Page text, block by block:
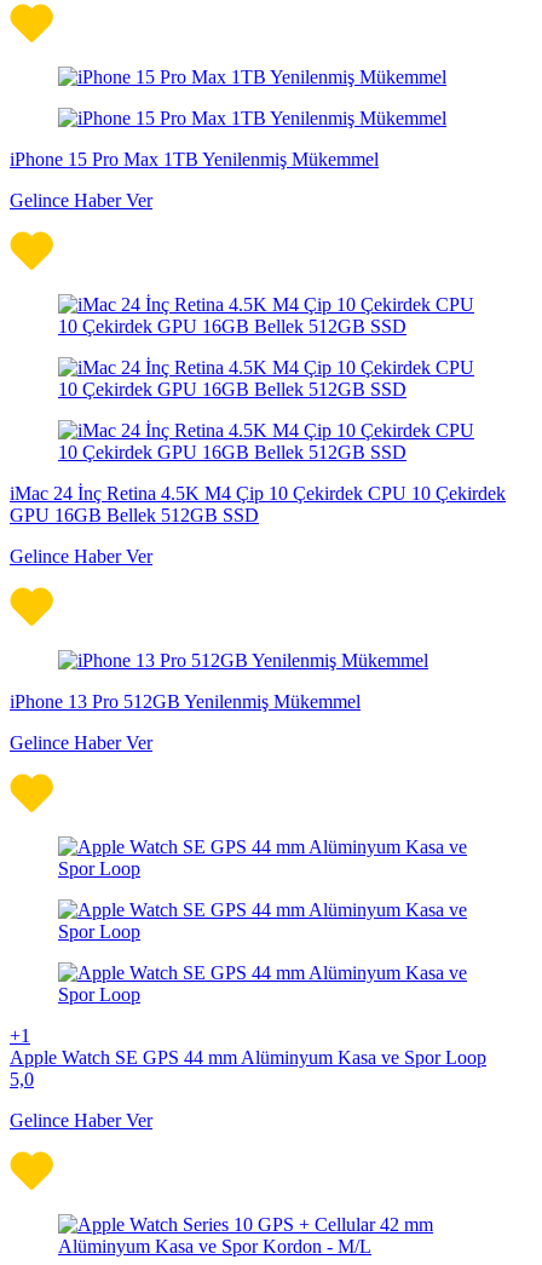
iPhone 15 Pro Max 1TB Yenilenmiş Mükemmel
Gelince Haber Ver
iMac 24 İnç Retina 4.5K M4 Çip 10 Çekirdek CPU 10 Çekirdek
GPU 16GB Bellek 512GB SSD
Gelince Haber Ver
iPhone 13 Pro 512GB Yenilenmiş Mükemmel
Gelince Haber Ver
+1
Apple Watch SE GPS 44 mm Alüminyum Kasa ve Spor Loop
5,0
Gelince Haber Ver